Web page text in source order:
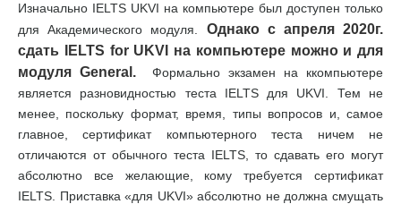
Изначально IELTS UKVI на компьютере был доступен только
для Академического модуля. Однако с апреля 2020г.
сдать IELTS for UKVI на компьютере можно и для
модуля General. Формально экзамен на ккомпьютере
является разновидностью теста IELTS для UKVI. Тем не
менее, поскольку формат, время, типы вопросов и, самое
главное, сертификат компьютерного теста ничем не
отличаются от обычного теста IELTS, то сдавать его могут
абсолютно все желающие, кому требуется сертификат
IELTS. Приставка «для UKVI» абсолютно не должна смущать